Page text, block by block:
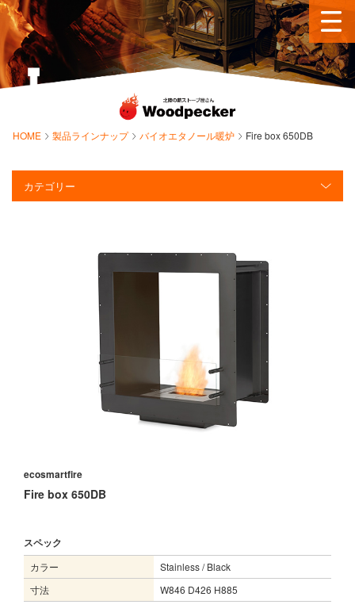
HOME 製品ラインナップ バイオエタノール暖炉 Fire box 650DB
カテゴリー
ecosmartfire
Fire box 650DB
スペック
カラー
Stainless / Black
寸法
W846 D426 H885